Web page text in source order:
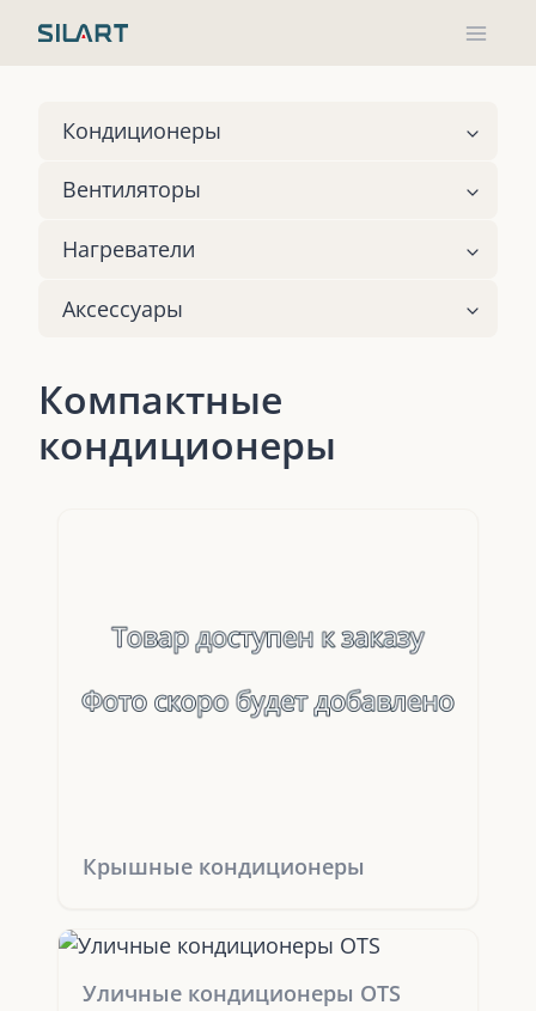
Кондиционеры
Вентиляторы
Нагреватели
Аксессуары
Компактные
кондиционеры
Крышные кондиционеры
Уличные кондиционеры OTS